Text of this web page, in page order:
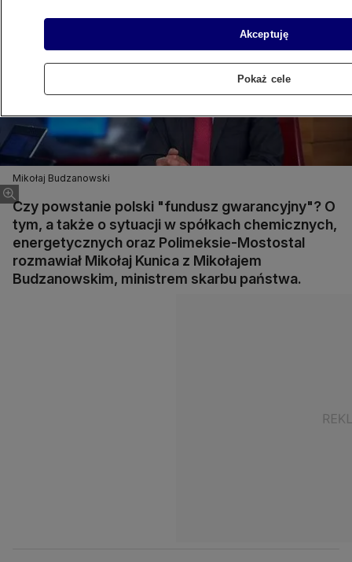
Mikołaj Budzanowski
Czy powstanie polski "fundusz gwarancyjny"? O
tym, a także o sytuacji w spółkach chemicznych,
energetycznych oraz Polimeksie-Mostostal
rozmawiał Mikołaj Kunica z Mikołajem
Budzanowskim, ministrem skarbu państwa.
Akceptuję
Pokaż cele